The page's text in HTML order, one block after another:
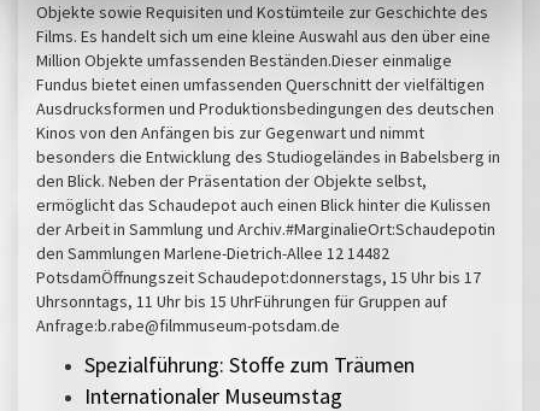
Objekte sowie Requisiten und Kostümteile zur Geschichte des
Films. Es handelt sich um eine kleine Auswahl aus den über eine
Million Objekte umfassenden Beständen.Dieser einmalige
Fundus bietet einen umfassenden Querschnitt der vielfältigen
Ausdrucksformen und Produktionsbedingungen des deutschen
Kinos von den Anfängen bis zur Gegenwart und nimmt
besonders die Entwicklung des Studiogeländes in Babelsberg in
den Blick. Neben der Präsentation der Objekte selbst,
ermöglicht das Schaudepot auch einen Blick hinter die Kulissen
der Arbeit in Sammlung und Archiv.#MarginalieOrt:Schaudepotin
den Sammlungen Marlene-Dietrich-Allee 12 14482
PotsdamÖffnungszeit Schaudepot:donnerstags, 15 Uhr bis 17
Uhrsonntags, 11 Uhr bis 15 UhrFührungen für Gruppen auf
Anfrage:b.rabe@filmmuseum-potsdam.de
Spezialführung: Stoffe zum Träumen
Internationaler Museumstag